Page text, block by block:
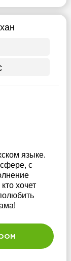
языке.
с
хочет